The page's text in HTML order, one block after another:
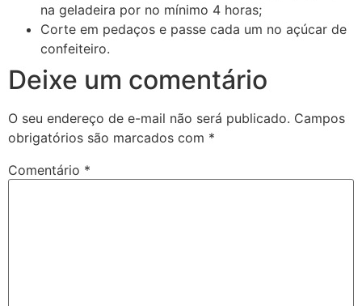
na geladeira por no mínimo 4 horas;
Corte em pedaços e passe cada um no açúcar de
confeiteiro.
Deixe um comentário
O seu endereço de e-mail não será publicado. Campos
obrigatórios são marcados com *
Comentário *